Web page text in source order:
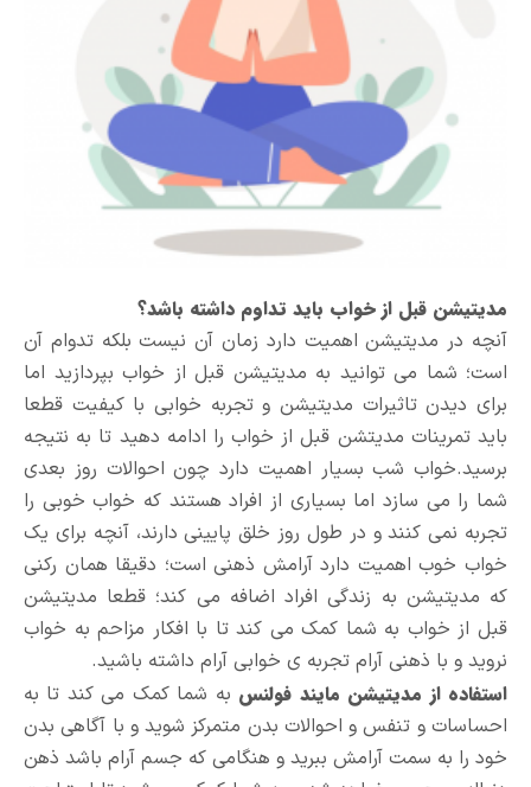
مدیتیشن قبل از خواب باید تداوم داشته باشد؟
آنچه در مدیتیشن اهمیت دارد زمان آن نیست بلکه تدوام آن
است؛ شما می توانید به مدیتیشن قبل از خواب بپردازید اما
برای دیدن تاثیرات مدیتیشن و تجربه خوابی با کیفیت قطعا
باید تمرینات مدیتشن قبل از خواب را ادامه دهید تا به نتیجه
برسید.خواب شب بسیار اهمیت دارد چون احوالات روز بعدی
شما را می سازد اما بسیاری از افراد هستند که خواب خوبی را
تجربه نمی کنند و در طول روز خلق پایینی دارند، آنچه برای یک
خواب خوب اهمیت دارد آرامش ذهنی است؛ دقیقا همان رکنی
که مدیتیشن به زندگی افراد اضافه می کند؛ قطعا مدیتیشن
قبل از خواب به شما کمک می کند تا با افکار مزاحم به خواب
نروید و با ذهنی آرام تجربه ی خوابی آرام داشته باشید.
استفاده از مدیتیشن مایند فولنس به شما کمک می کند تا به
احساسات و تنفس و احوالات بدن متمرکز شوید و با آگاهی بدن
خود را به سمت آرامش ببرید و هنگامی که جسم آرام باشد ذهن